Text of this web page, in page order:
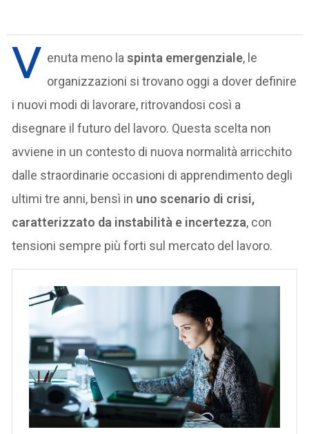
V enuta meno laspinta emergenziale, le
organizzazioni si trovano oggi a dover definire
i nuovi modi di lavorare, ritrovandosi così a
disegnare il futuro del lavoro. Questa scelta non
avviene in un contesto di nuova normalità arricchito
dalle straordinarie occasioni di apprendimento degli
ultimi tre anni, bensì in uno scenario di crisi,
caratterizzato da instabilità e incertezza, con
tensioni sempre più forti sul mercato del lavoro.